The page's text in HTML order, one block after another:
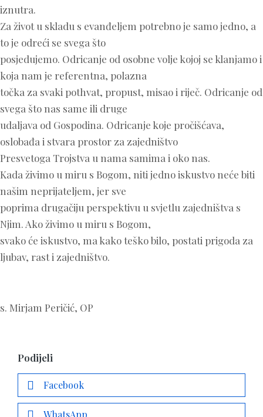
iznutra.
Za život u skladu s evanđeljem potrebno je samo jedno, a
to je odreći se svega što
posjedujemo. Odricanje od osobne volje kojoj se klanjamo i
koja nam je referentna, polazna
točka za svaki pothvat, propust, misao i riječ. Odricanje od
svega što nas same ili druge
udaljava od Gospodina. Odricanje koje pročišćava,
oslobađa i stvara prostor za zajedništvo
Presvetoga Trojstva u nama samima i oko nas.
Kada živimo u miru s Bogom, niti jedno iskustvo neće biti
našim neprijateljem, jer sve
poprima drugačiju perspektivu u svjetlu zajedništva s
Njim. Ako živimo u miru s Bogom,
svako će iskustvo, ma kako teško bilo, postati prigoda za
ljubav, rast i zajedništvo.
s. Mirjam Peričić, OP
Podijeli
Facebook
WhatsApp